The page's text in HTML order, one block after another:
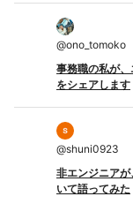
@ono_tomoko
事務職の私が
をシェアします
@shuni0923
非エンジニア
いて語ってみた